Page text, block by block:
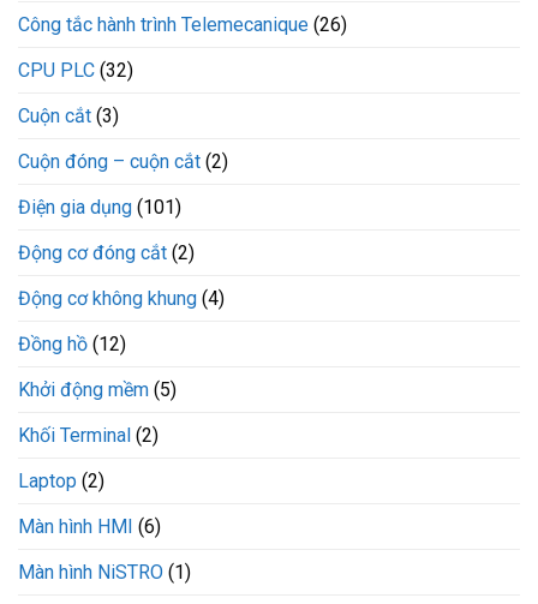
Công tắc hành trình Telemecanique (26)
CPU PLC (32)
Cuộn cắt (3)
Cuộn đóng – cuộn cắt (2)
Điện gia dụng (101)
Động cơ đóng cắt (2)
Động cơ không khung (4)
Đồng hồ (12)
Khởi động mềm (5)
Khối Terminal (2)
Laptop (2)
Màn hình HMI (6)
Màn hình NiSTRO (1)